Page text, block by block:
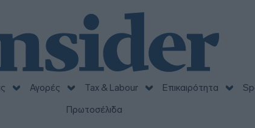
Αγορές Tax & Labour Επικαιρότητα
Πρωτοσέλιδα